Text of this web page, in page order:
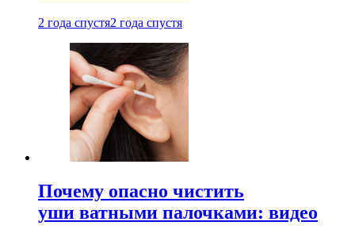
2 года спустя2 года спустя
Почему опасно чистить
уши ватными палочками: видео